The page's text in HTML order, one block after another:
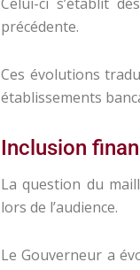
précédente.
Ces évolutions
établissements
Inclusion
La question du
lors de l’audience.
Le Gouverneur a